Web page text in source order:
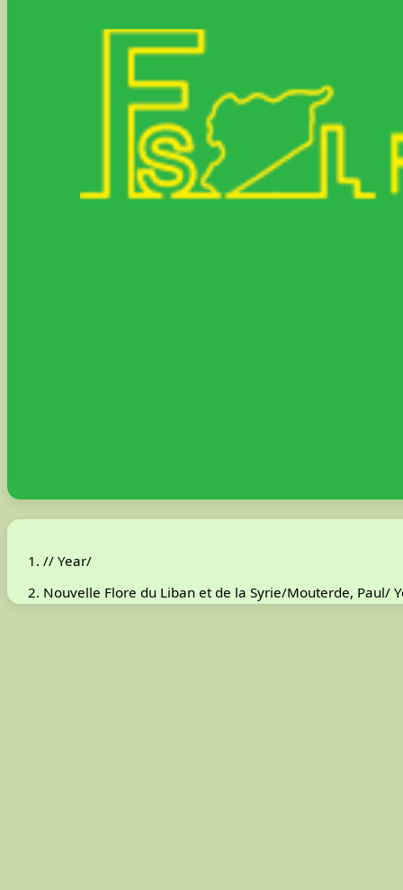
// Year/
Nouvelle Flore du Liban et de la Syrie/Mouterde, Paul/